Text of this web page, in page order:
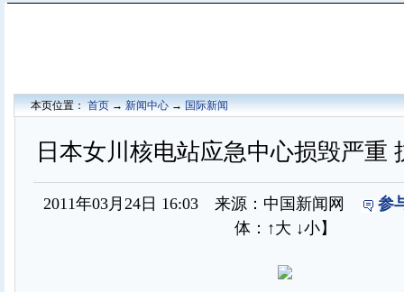
本页位置：首页→新闻中心→国际新闻
日本女川核电站应急中心损毁严重
2011年03月24日 16:03 来源：中国新闻网
参
体： ↑大 ↓小】